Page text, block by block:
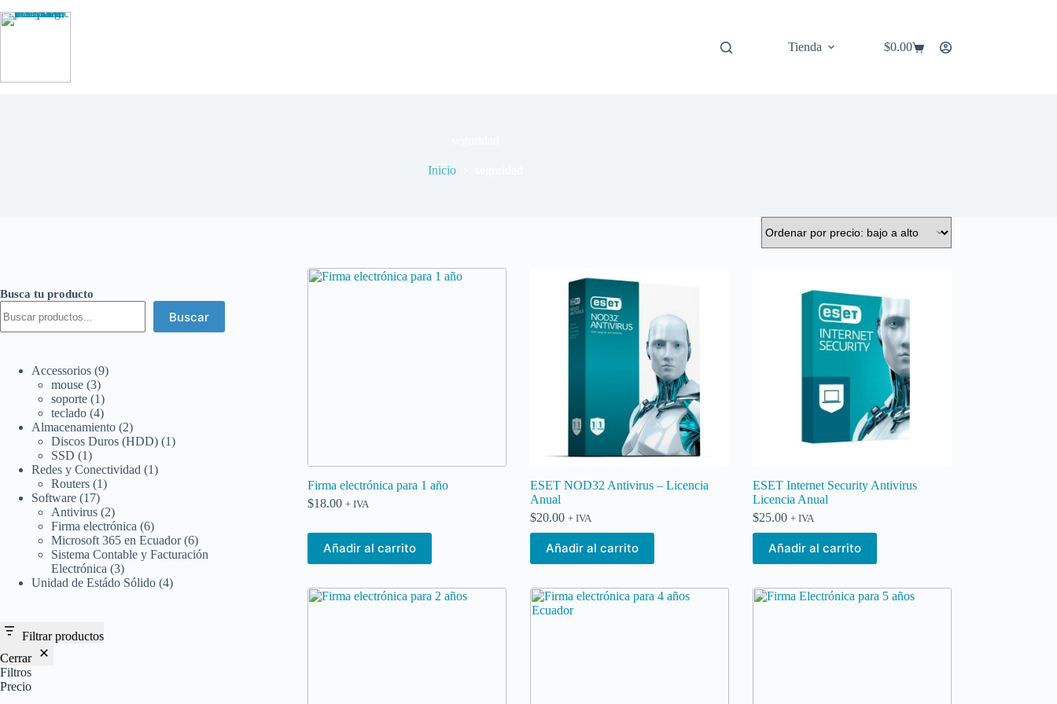
al
Tienda
Carro
$0.00
Inicio
Firma electrónica para 1 año
$18.00 + IVA
Añadir al carrito
ESET NOD32 Antivirus – Licencia
Anual
$20.00 + IVA
Añadir al carrito
ESET Internet Security Antivirus
Licencia Anual
$25.00 + IVA
Añadir al carrito
Busca tu producto
Buscar
Accessorios 99
mouse 33
productos
soporte 11
producto
teclado 44
productos
Almacenamiento 22
productos
Discos Duros (HDD) 11
SSD 11
producto
Redes y Conectividad 11
Routers 11
Software 1717
productos
Antivirus 22
productos
Firma electrónica 66
productos
Microsoft 365 en Ecuador 66
productos
Sistema Contable y Facturación
Electrónica 33
productos
Unidad de Estádo Sólido 44
Filtrar productos
Cerrar
Filtros
Precio